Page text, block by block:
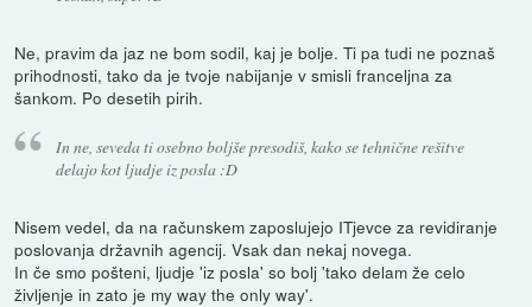
Ne, pravim da jaz ne bom sodil, kaj je bolje. Ti pa tudi ne poznaš
prihodnosti, tako da je tvoje nabijanje v smisli franceljna za
šankom. Po desetih pirih.
In ne, seveda ti osebno boljše presodiš, kako se tehnične rešitve
delajo kot ljudje iz posla :D
Nisem vedel, da na računskem zaposlujejo ITjevce za revidiranje
poslovanja državnih agencij. Vsak dan nekaj novega.
In če smo pošteni, ljudje 'iz posla' so bolj 'tako delam že celo
življenje in zato je my way the only way'.